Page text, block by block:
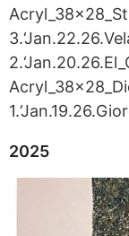
2025